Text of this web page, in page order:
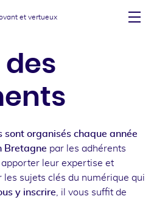
et vertueux
sont organisés chaque année
Bretagne par les adhérents
leur expertise et
les sujets clés du numérique qui
y inscrire , il vous suffit de